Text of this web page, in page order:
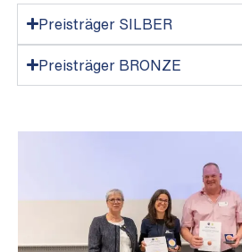
Preisträger SILBER
Preisträger BRONZE